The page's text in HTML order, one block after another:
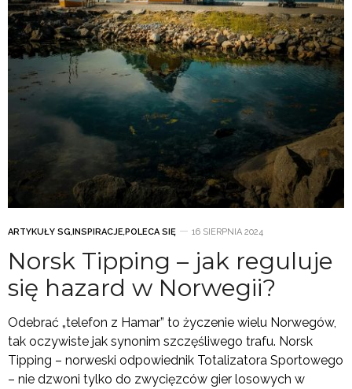
ARTYKUŁY SG, INSPIRACJE,POLECA SIĘ 16 SIERPNIA 2024
Norsk Tipping – jak reguluje
się hazard w Norwegii?
Odebrać „telefon z Hamar” to życzenie wielu Norwegów,
tak oczywiste jak synonim szczęśliwego trafu. Norsk
Tipping – norweski odpowiednik Totalizatora Sportowego
– nie dzwoni tylko do zwycięzców gier losowych w